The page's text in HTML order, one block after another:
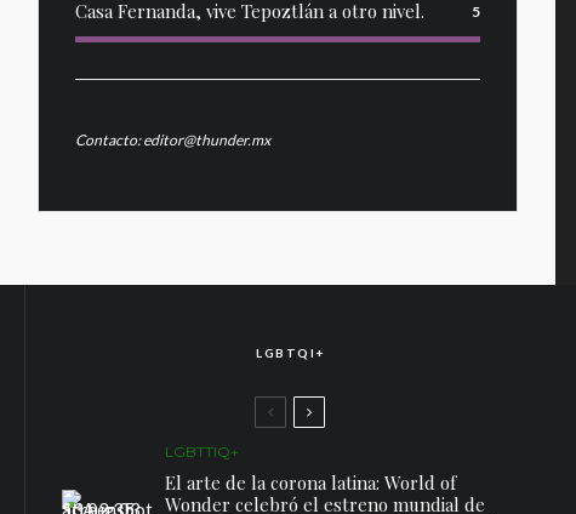
Casa Fernanda, vive Tepoztlán a otro nivel. 5
Contacto: editor@thunder.mx
LGBTQI+
LGBTTIQ+
El arte de la corona latina: World of
Wonder celebró el estreno mundial de